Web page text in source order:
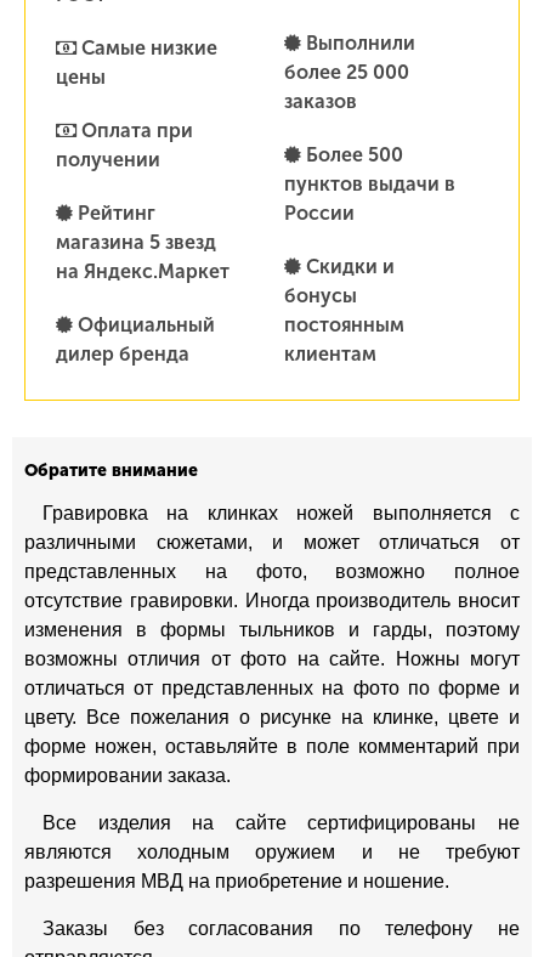
Самые низкие
цены
Оплата при
получении
Рейтинг
магазина 5 звезд
на Яндекс.Маркет
Официальный
дилер бренда
Выполнили
более 25 000
заказов
Более 500
пунктов выдачи в
России
Скидки и
бонусы
постоянным
клиентам
Обратите внимание
Гравировка на клинках ножей выполняется с
различными сюжетами, и может отличаться от
представленных на фото, возможно полное
отсутствие гравировки. Иногда производитель вносит
изменения в формы тыльников и гарды, поэтому
возможны отличия от фото на сайте. Ножны могут
отличаться от представленных на фото по форме и
цвету. Все пожелания о рисунке на клинке, цвете и
форме ножен, оставьляйте в поле комментарий при
формировании заказа.
Все изделия на сайте сертифицированы не
являются холодным оружием и не требуют
разрешения МВД на приобретение и ношение.
Заказы без согласования по телефону не